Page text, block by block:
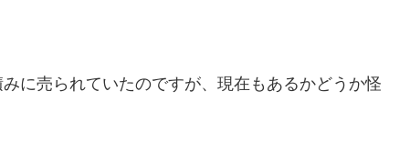
に売られていたのですが、現在もあるかどうか怪